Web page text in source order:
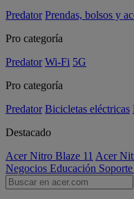
Predator Prendas, bolsos y
Pro categoría
Predator Wi-Fi 5G
Pro categoría
Predator Bicicletas eléctricas
Destacado
Acer Nitro Blaze 11 Acer
Negocios Educación Soporte